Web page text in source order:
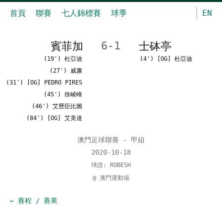
首頁 聯賽 七人錦標賽 球季 EN
賓菲加 6-1 士砵亭
(19') 杜亞迪
(27') 威廉
(31') [OG] PEDRO PIRES
(45') 徐崚峰
(46') 艾歷臣比圖
(84') [OG] 艾美達
(4') [OG] 杜亞迪
澳門足球聯賽 - 甲組
2020-10-18
球證: ROBESH
@ 澳門運動場
← 賽程 / 賽果